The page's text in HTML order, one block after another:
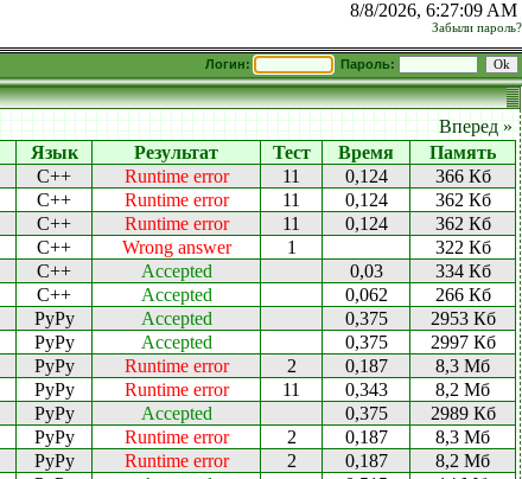
8/8/2026, 6:27:09 AM
Забыли пароль?
Логин: Пароль:
Вперед »
Язык Результат Тест Время
Память
C++ Runtime error 11 0,124
366 Кб
C++ Runtime error 11 0,124
362 Кб
C++ Runtime error 11 0,124
362 Кб
C++ Wrong answer 1
322 Кб
C++ Accepted 0,03
334 Кб
C++ Accepted 0,062
266 Кб
PyPy Accepted 0,375
2953 Кб
PyPy Accepted 0,375
2997 Кб
PyPy Runtime error 2 0,187
8,3 Мб
PyPy Runtime error 11 0,343
8,2 Мб
PyPy Accepted 0,375
2989 Кб
PyPy Runtime error 2 0,187
8,3 Мб
PyPy Runtime error 2 0,187
8,2 Мб